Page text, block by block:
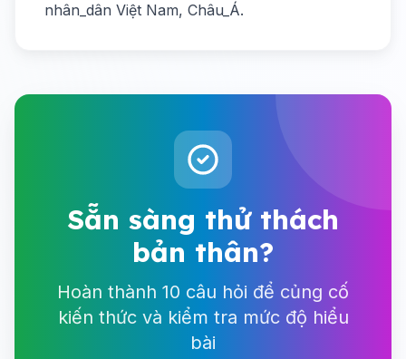
nhân_dân Việt Nam, Châu_Á.
Sẵn sàng thử thách
bản thân?
Hoàn thành 10 câu hỏi để củng cố
kiến thức và kiểm tra mức độ hiểu
bài